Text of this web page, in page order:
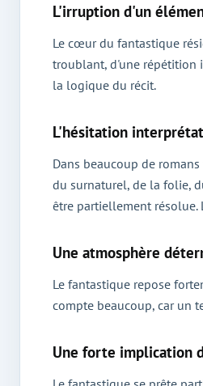
L'irruption d'un
Le cœur du fantastique
troublant, d'une répétition
la logique du récit.
L'hésitation
Dans beaucoup de
du surnaturel, de la folie,
être partiellement résolue.
Une atmosphère
Le fantastique repose
compte beaucoup, car un
Une forte implication